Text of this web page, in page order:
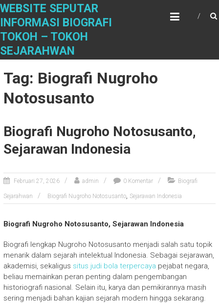
S
t
o
WEBSITE SEPUTAR
INFORMASI BIOGRAFI
TOKOH – TOKOH
SEJARAHWAN
Tag: Biografi Nugroho
Notosusanto
Biografi Nugroho Notosusanto,
Sejarawan Indonesia
Februari 27, 2026 admin 0 Komentar Biografi
Sejarahwan Biografi Nugroho Notosusanto, Sejarawan Indonesia
Biografi Nugroho Notosusanto, Sejarawan Indonesia
Biografi lengkap Nugroho Notosusanto menjadi salah satu topik
menarik dalam sejarah intelektual Indonesia. Sebagai sejarawan,
akademisi, sekaligus situs judi bola terpercaya pejabat negara,
beliau memainkan peran penting dalam pengembangan
historiografi nasional. Selain itu, karya dan pemikirannya masih
sering menjadi bahan kajian sejarah modern hingga sekarang.